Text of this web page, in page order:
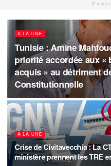
A LA UNE
Tunisie : Amine
priorité accordée aux «
acquis » au détriment
Constitutionnelle
A LA UNE
Crise de Civitavecchia : La
ministère prennent les TRE